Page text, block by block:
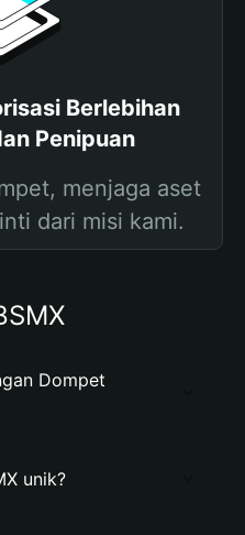
Berlebihan
Penipuan
menjaga aset
dari misi kami.
Dompet
unik?